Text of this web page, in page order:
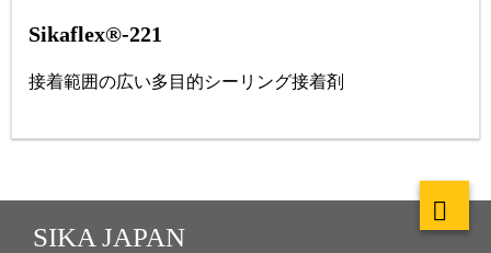
Sikaflex®-221
接着範囲の広い多目的シーリング接着剤
SIKA JAPAN